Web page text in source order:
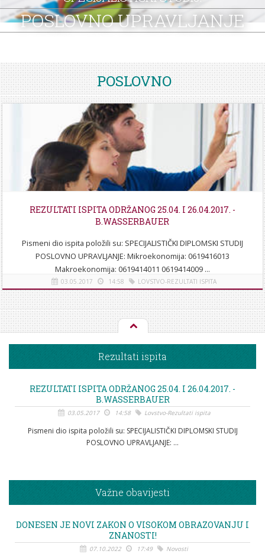
STROJARSTVOSKUP ZRZZ
POSLOVNO UPRAVLJANJE
POSLOVNO
REZULTATI ISPITA ODRŽANOG 25.04. I 26.04.2017. -
B.WASSERBAUER
Pismeni dio ispita položili su: SPECIJALISTIČKI DIPLOMSKI STUDIJ
POSLOVNO UPRAVLJANJE: Mikroekonomija: 0619416013
Makroekonomija: 0619414011 0619414009 ...
03.05.2017 14:58 LOVSTVO-REZULTATI ISPITA
Rezultati ispita
REZULTATI ISPITA ODRŽANOG 25.04. I 26.04.2017. -
B.WASSERBAUER
03.05.2017 14:58 Lovstvo-Rezultati ispita
Pismeni dio ispita položili su: SPECIJALISTIČKI DIPLOMSKI STUDIJ
POSLOVNO UPRAVLJANJE: ...
Važne obavijesti
DONESEN JE NOVI ZAKON O VISOKOM OBRAZOVANJU I
ZNANOSTI!
07.10.2022 17:49 Novosti